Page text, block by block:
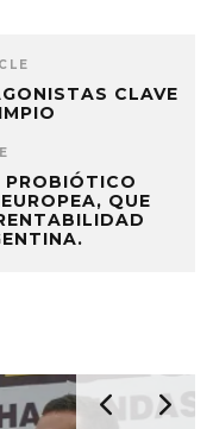
CLAVE
PROBIÓTICO
QUE